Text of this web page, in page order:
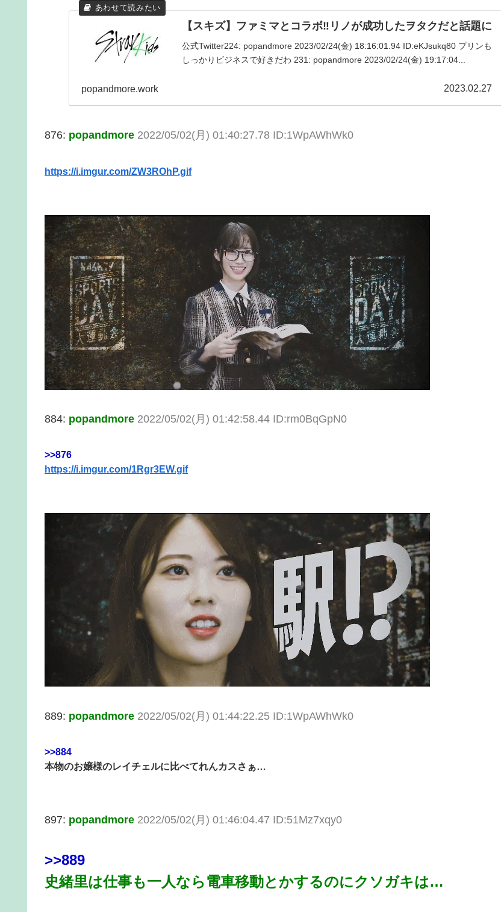
【スキズ】ファミマとコラボ‼リノが成功したヲタクだと話題に
公式Twitter224: popandmore 2023/02/24(金) 18:16:01.94 ID:eKJsukq80 プリンも
しっかりビジネスで好きだわ 231: popandmore 2023/02/24(金) 19:17:04...
popandmore.work 2023.02.27
876: popandmore 2022/05/02(月) 01:40:27.78 ID:1WpAWhWk0
https://i.imgur.com/ZW3ROhP.gif
884: popandmore 2022/05/02(月) 01:42:58.44 ID:rm0BqGpN0
>>876
https://i.imgur.com/1Rgr3EW.gif
889: popandmore 2022/05/02(月) 01:44:22.25 ID:1WpAWhWk0
>>884
本物のお嬢様のレイチェルに比べてれんカスさぁ…
897: popandmore 2022/05/02(月) 01:46:04.47 ID:51Mz7xqy0
>>889
史緒里は仕事も一人なら電車移動とかするのにクソガキは…